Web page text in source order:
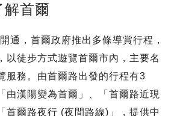
解首爾
通，首爾政府推出多條導賞行程，
以徒步方式遊覽首爾市內，主要名
服務。由首爾路出發的行程有3
由漢陽變為首爾」、「首爾路近現
首爾路夜行 (夜間路線)」，提供中